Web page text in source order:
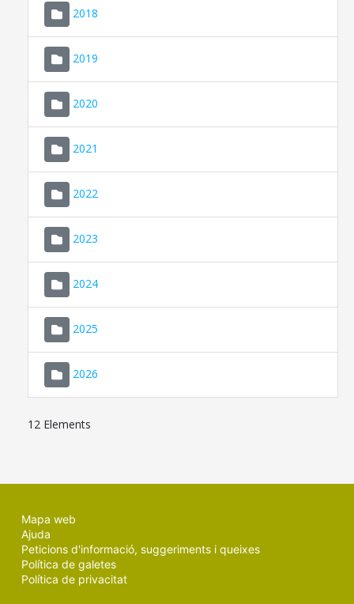
2018
2019
2020
2021
2022
2023
2024
2025
2026
12 Elements
Mapa web
Ajuda
Peticions d'informació, suggeriments i queixes
Política de galetes
Política de privacitat